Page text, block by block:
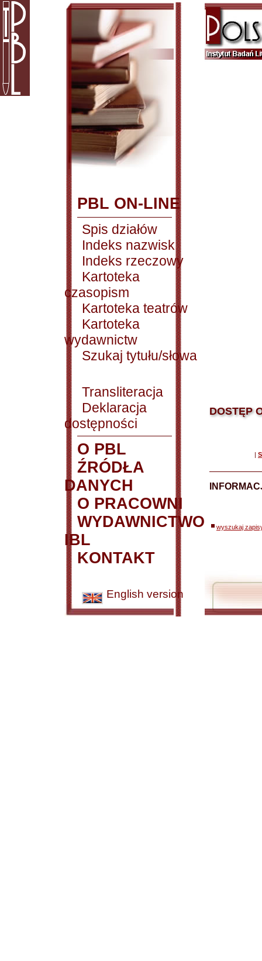
PBL ON-LINE
Spis działów
Indeks nazwisk
Indeks rzeczowy
Kartoteka
czasopism
Kartoteka teatrów
Kartoteka
wydawnictw
Szukaj tytułu/słowa
Transliteracja
Deklaracja
dostępności
O PBL
ŹRÓDŁA
DANYCH
O PRACOWNI
WYDAWNICTWO
IBL
KONTAKT
English version
DOSTĘP
|
wyszukaj